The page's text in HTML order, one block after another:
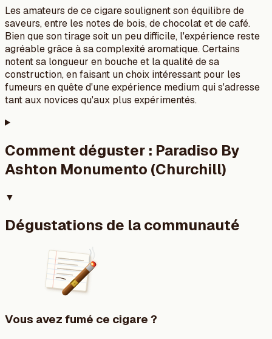
Les amateurs de ce cigare soulignent son équilibre de
saveurs, entre les notes de bois, de chocolat et de café.
Bien que son tirage soit un peu difficile, l'expérience reste
agréable grâce à sa complexité aromatique. Certains
notent sa longueur en bouche et la qualité de sa
construction, en faisant un choix intéressant pour les
fumeurs en quête d'une expérience medium qui s'adresse
tant aux novices qu'aux plus expérimentés.
Comment déguster : Paradiso By
Ashton Monumento (Churchill)
▼
Dégustations de la communauté
Vous avez fumé ce cigare ?